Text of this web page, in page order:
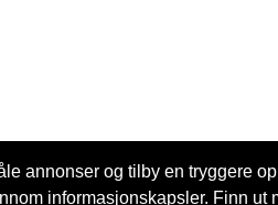
annonser og tilby en tryggere
informasjonskapsler. Finn ut